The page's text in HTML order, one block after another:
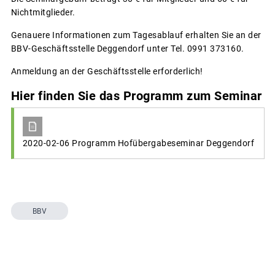
Nichtmitglieder.
Genauere Informationen zum Tagesablauf erhalten Sie an der
BBV-Geschäftsstelle Deggendorf unter Tel. 0991 373160.
Anmeldung an der Geschäftsstelle erforderlich!
Hier finden Sie das Programm zum Seminar
2020-02-06 Programm Hofübergabeseminar Deggendorf
BBV